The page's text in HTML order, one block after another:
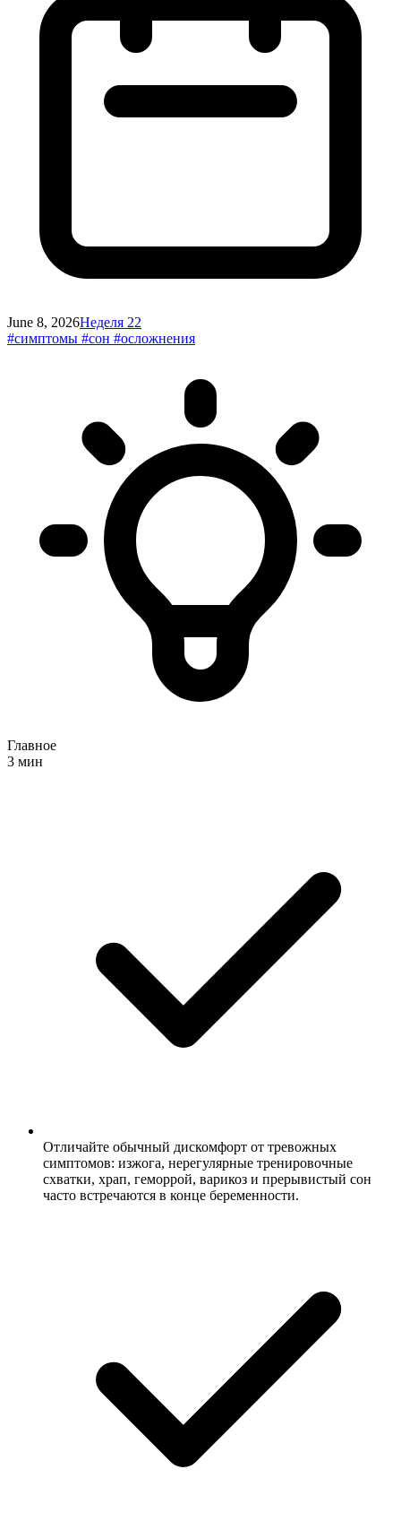
June 8, 2026Неделя 22
#симптомы #сон #осложнения
Главное
3 мин
Отличайте обычный дискомфорт от тревожных
симптомов: изжога, нерегулярные тренировочные
схватки, храп, геморрой, варикоз и прерывистый сон
часто встречаются в конце беременности.